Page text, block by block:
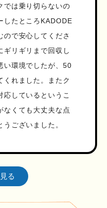
では乗り切らないの
したところKADODE
ので安心してくださ
ギリギリまで回収し
い環境でしたが、50
くれました。またク
応しているというこ
なくても大丈夫な点
ございました。
る